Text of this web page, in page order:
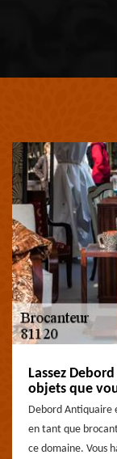
Lassez
objets que
Debord Antiquaire
en tant que
ce domaine. Vous